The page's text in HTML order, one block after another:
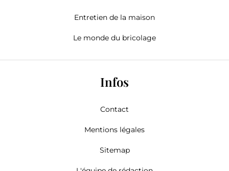
Entretien de la maison
Le monde du bricolage
Infos
Contact
Mentions légales
Sitemap